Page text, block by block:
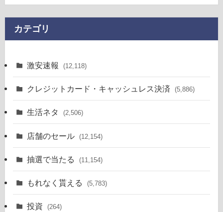
カテゴリ
激安速報 (12,118)
クレジットカード・キャッシュレス決済 (5,886)
生活ネタ (2,506)
店舗のセール (12,154)
抽選で当たる (11,154)
もれなく貰える (5,783)
投資 (264)